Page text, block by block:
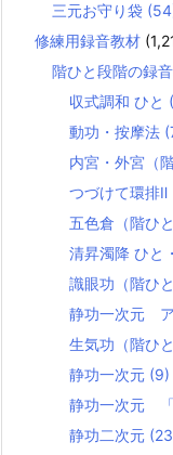
三元お守り袋
修練用録音教材
階ひと段階の録
収式調和 ひと
動功・按摩法
内宮・外宮（
つづけて環排Ⅱ
五色倉（階ひ
清昇濁降 ひと
識眼功（階ひ
静功一次元
生気功（階ひ
静功一次元 (9)
静功一次元 「
静功二次元